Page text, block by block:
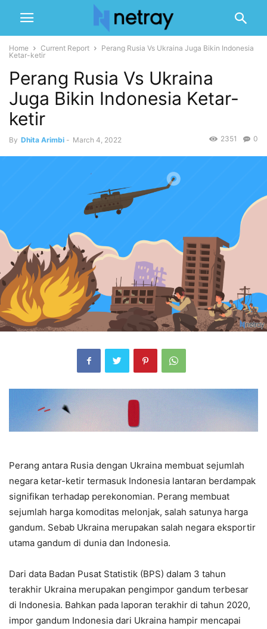
Home Current Report
Perang Rusia Vs Ukraina Juga Bikin Indonesia
Ketar-ketir
Perang Rusia Vs Ukraina
Juga Bikin Indonesia Ketar-
ketir
By Dhita Arimbi - March 4, 2022 0
2351
Perang antara Rusia dengan Ukraina membuat sejumlah
negara ketar-ketir termasuk Indonesia lantaran berdampak
signifikan terhadap perekonomian. Perang membuat
sejumlah harga komoditas melonjak, salah satunya harga
gandum. Sebab Ukraina merupakan salah negara eksportir
utama gandum di dunia dan Indonesia.
Dari data Badan Pusat Statistik (BPS) dalam 3 tahun
terakhir Ukraina merupakan pengimpor gandum terbesar
di Indonesia. Bahkan pada laporan terakhir di tahun 2020,
impor gandum Indonesia dari Ukraina hampir mencapai